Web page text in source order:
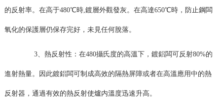
的反射率。在高于480℃時,鍍層外觀發灰。在高達650℃時，防止鋼闆
氧化的保護層仍保存完好，未見任何脫落。
3、熱反射性：在480攝氏度的高溫下，鍍鋁闆可反射80%的
進射熱量。因此鍍鋁闆可制成高效的隔熱屏障或者在高溫應用中的熱
反射器，通過有效的熱反射使爐内溫度迅速升高。